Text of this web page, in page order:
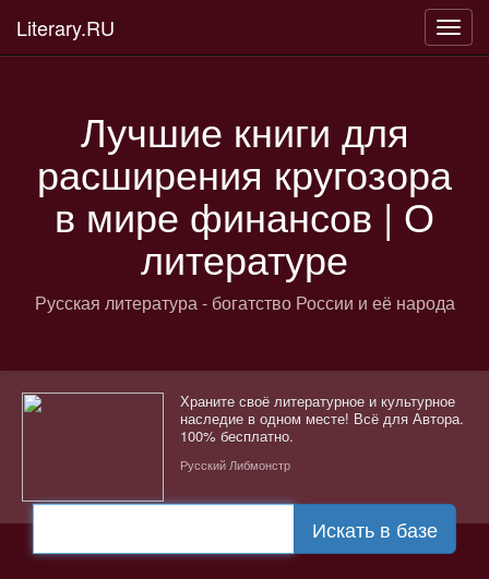
Literary.RU
Лучшие книги для
расширения кругозора
в мире финансов | О
литературе
Русская литература - богатство России и её народа
Храните своё литературное и культурное
наследие в одном месте! Всё для Автора.
100% бесплатно.
Русский Либмонстр
Искать в базе